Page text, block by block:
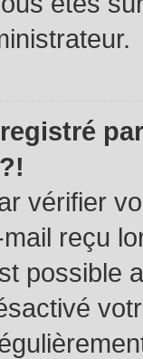
vérifier
mail reçu
possible